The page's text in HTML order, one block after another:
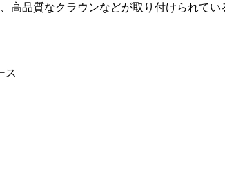
高品質なクラウンなどが取り付けられて
ス